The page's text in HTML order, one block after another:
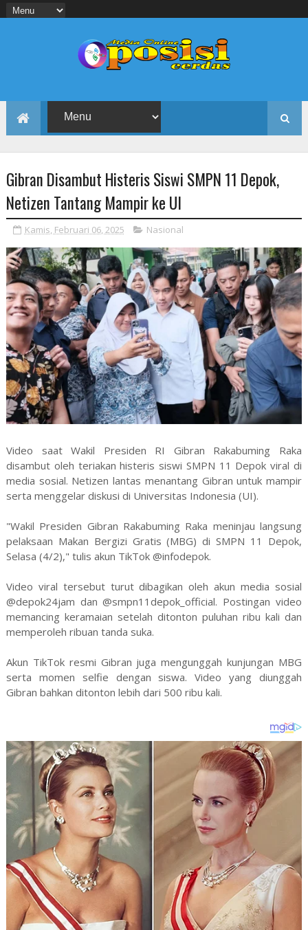
Gibran Disambut Histeris Siswi SMPN 11 Depok,
Netizen Tantang Mampir ke UI
Kamis, Februari 06, 2025 Nasional
Video saat Wakil Presiden RI Gibran Rakabuming Raka
disambut oleh teriakan histeris siswi SMPN 11 Depok viral di
media sosial. Netizen lantas menantang Gibran untuk mampir
serta menggelar diskusi di Universitas Indonesia (UI).
"Wakil Presiden Gibran Rakabuming Raka meninjau langsung
pelaksaan Makan Bergizi Gratis (MBG) di SMPN 11 Depok,
Selasa (4/2)," tulis akun TikTok @infodepok.
Video viral tersebut turut dibagikan oleh akun media sosial
@depok24jam dan @smpn11depok_official. Postingan video
memancing keramaian setelah ditonton puluhan ribu kali dan
memperoleh ribuan tanda suka.
Akun TikTok resmi Gibran juga mengunggah kunjungan MBG
serta momen selfie dengan siswa. Video yang diunggah
Gibran bahkan ditonton lebih dari 500 ribu kali.